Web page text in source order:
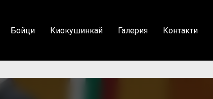
Бойци Киокушинкай Галерия Контакти